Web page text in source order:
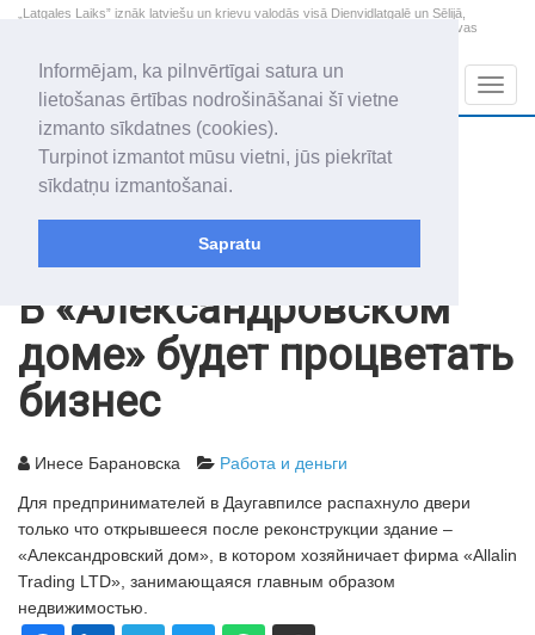
Informējam, ka pilnvērtīgai satura un
lietošanas ērtības nodrošināšanai šī vietne
izmanto sīkdatnes (cookies).
Turpinot izmantot mūsu vietni, jūs piekrītat
sīkdatņu izmantošanai.
Sapratu
„Latgales Laiks” iznāk latviešu un krievu valodās visā Dienvidlatgalē un Sēlijā,
„Latgales Laiks” latviešu valodā aptver Daugavpils valstspilsētu, Augšdaugavas
2026. gada 8. augusts
Sestdiena
Mudīte, Vladislava, Vladislavs
+17.2
В «Александровском
доме» будет процветать
бизнес
Инесе Барановска Работа и деньги
Для предпринимателей в Даугавпилсе распахнуло двери
только что открывшееся после реконструкции здание –
«Александровский дом», в котором хозяйничает фирма «Allalin
Trading LTD», занимающаяся главным образом
недвижимостью.